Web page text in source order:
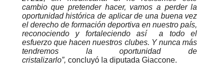
cambio que pretender hacer, vamos a perder la
oportunidad histórica de aplicar de una buena vez
el derecho de formación deportiva en nuestro país,
reconociendo y fortaleciendo así a todo el
esfuerzo que hacen nuestros clubes. Y nunca más
tendremos la oportunidad de
cristalizarlo”, concluyó la diputada Giaccone.